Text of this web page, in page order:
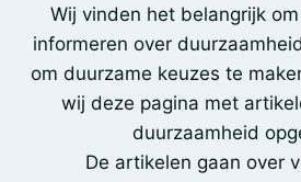
Wij vinden het belangrijk
informeren over
om duurzame keuzes te
wij deze pagina met
duurzaamheid
De artikelen gaan over